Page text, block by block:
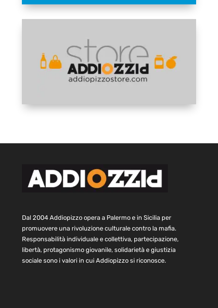
Dal 2004 Addiopizzo opera a Palermo e in Sicilia per
promuovere una rivoluzione culturale contro la mafia.
Responsabilità individuale e collettiva, partecipazione,
libertà, protagonismo giovanile, solidarietà e giustizia
sociale sono i valori in cui Addiopizzo si riconosce.